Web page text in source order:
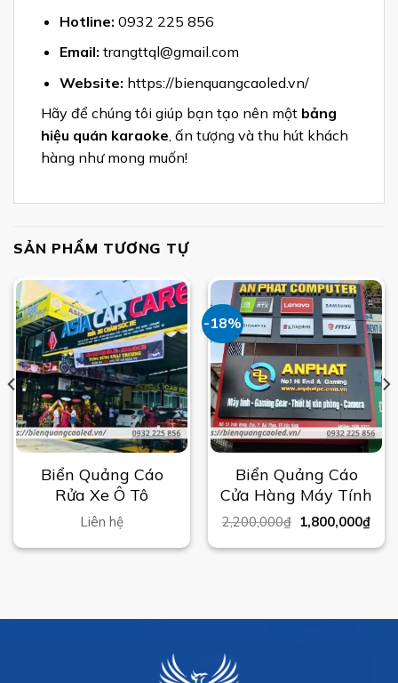
Hotline: 0932 225 856
Email: trangttql@gmail.com
Website: https://bienquangcaoled.vn/
Hãy để chúng tôi giúp bạn tạo nên một bảng
hiệu quán karaoke, ấn tượng và thu hút khách
hàng như mong muốn!
SẢN PHẨM TƯƠNG TỰ
Biển Quảng Cáo
Rửa Xe Ô Tô
Liên hệ
-18%
Biển Quảng Cáo
Cửa Hàng Máy Tính
2,200,000₫ 1,800,000₫